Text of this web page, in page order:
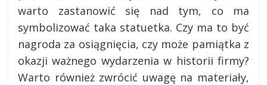
warto zastanowić się nad tym, co ma
symbolizować taka statuetka. Czy ma to być
nagroda za osiągnięcia, czy może pamiątka z
okazji ważnego wydarzenia w historii firmy?
Warto również zwrócić uwagę na materiały,